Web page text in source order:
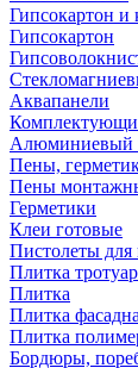
Гипсокартон
Гипсокартон
Аквапанели
Алюминиевый
Пены,
Пены
Герметики
Клеи готовые
Пистолеты для
Плитка
Плитка
Плитка
Плитка
Бордюры,